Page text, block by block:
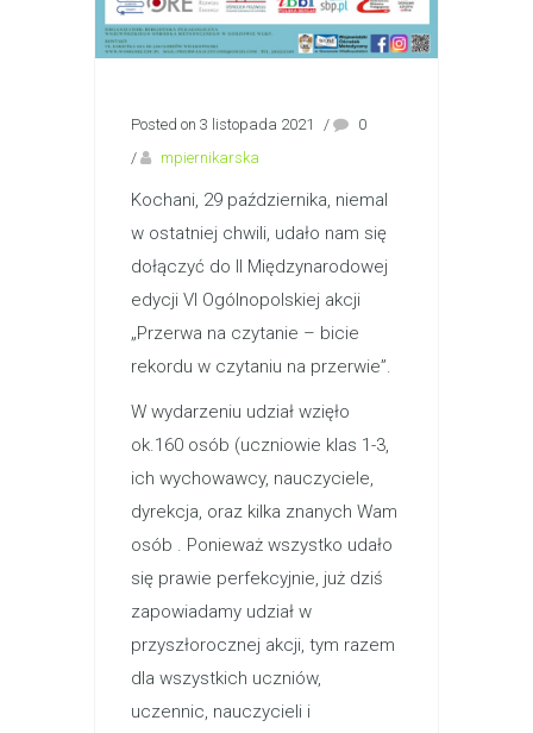
Posted on 3 listopada 2021 /
0
/
mpiernikarska
Kochani, 29 października, niemal
w ostatniej chwili, udało nam się
dołączyć do II Międzynarodowej
edycji VI Ogólnopolskiej akcji
„Przerwa na czytanie – bicie
rekordu w czytaniu na przerwie”.
W wydarzeniu udział wzięło
ok.160 osób (uczniowie klas 1-3,
ich wychowawcy, nauczyciele,
dyrekcja, oraz kilka znanych Wam
osób . Ponieważ wszystko udało
się prawie perfekcyjnie, już dziś
zapowiadamy udział w
przyszłorocznej akcji, tym razem
dla wszystkich uczniów,
uczennic, nauczycieli i